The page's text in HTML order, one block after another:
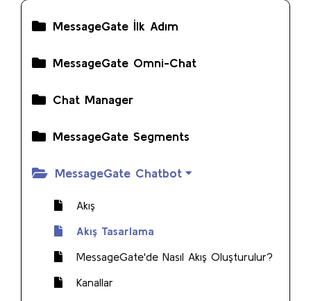
MessageGate İlk Adım
MessageGate Omni-Chat
Chat Manager
MessageGate Segments
MessageGate Chatbot
Akış
Akış Tasarlama
MessageGate'de Nasıl Akış Oluşturulur?
Kanallar